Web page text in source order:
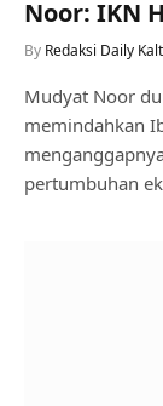
Noor: IKN
By Redaksi Daily
Mudyat Noor
memindahkan
pertumbuhan